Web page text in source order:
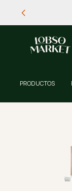
PRODUCTOS